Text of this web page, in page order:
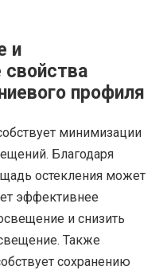
и
свойства
профиля
минимизации
Благодаря
остекления может
эффективнее
и снизить
Также
сохранению